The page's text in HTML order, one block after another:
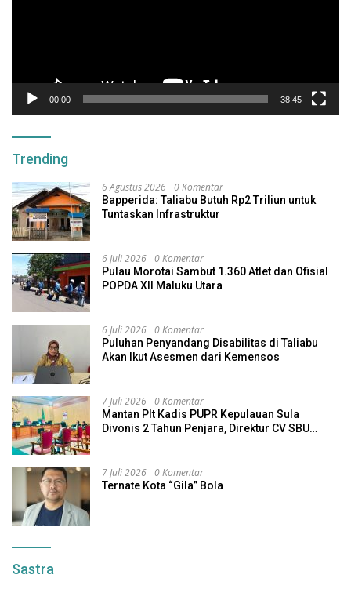
00:00 38:45
Trending
6 Agustus 2026 0 Komentar
Bapperida: Taliabu Butuh Rp2 Triliun untuk
Tuntaskan Infrastruktur
6 Juli 2026 0 Komentar
Pulau Morotai Sambut 1.360 Atlet dan Ofisial
POPDA XII Maluku Utara
6 Juli 2026 0 Komentar
Puluhan Penyandang Disabilitas di Taliabu
Akan Ikut Asesmen dari Kemensos
7 Juli 2026 0 Komentar
Mantan Plt Kadis PUPR Kepulauan Sula
Divonis 2 Tahun Penjara, Direktur CV SBU
7 Juli 2026 0 Komentar
Ternate Kota “Gila” Bola
Sastra